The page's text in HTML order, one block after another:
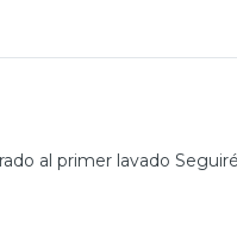
al primer lavado